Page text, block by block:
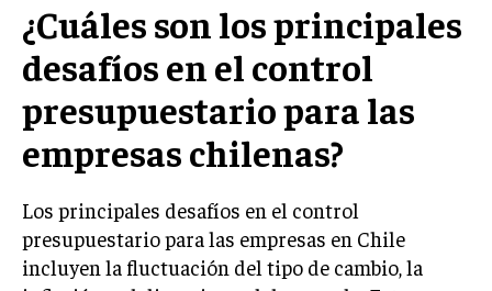
más de diez años, colaboro en un reconocido
portal de noticias, abarcando desde noticias
corporativas hasta tendencias innovadoras. Creo firmemente en
el periodismo como motor de cambio, manteniendo a la
sociedad actualizada y proactiva.
Aparece en periódicos digitales y domina los buscadores,
Infórmate aquí.
¿Cuáles son los principales
desafíos en el control
presupuestario para las
empresas chilenas?
Los principales desafíos en el control
presupuestario para las empresas en Chile
incluyen la fluctuación del tipo de cambio, la